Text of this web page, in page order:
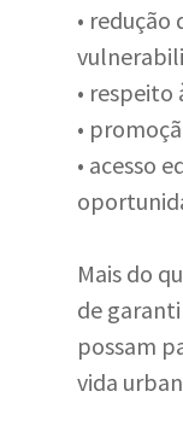
• redução
• respeito
•
• acesso
Mais do
de
possam
vida